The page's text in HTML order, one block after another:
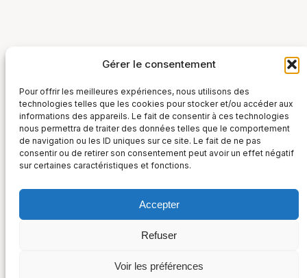
Gérer le consentement
Pour offrir les meilleures expériences, nous utilisons des
technologies telles que les cookies pour stocker et/ou accéder aux
informations des appareils. Le fait de consentir à ces technologies
nous permettra de traiter des données telles que le comportement
de navigation ou les ID uniques sur ce site. Le fait de ne pas
consentir ou de retirer son consentement peut avoir un effet négatif
sur certaines caractéristiques et fonctions.
Accepter
Refuser
Voir les préférences
Consultez le programme et inscrivez-vous
+33 (0) 1 48 00 52 01